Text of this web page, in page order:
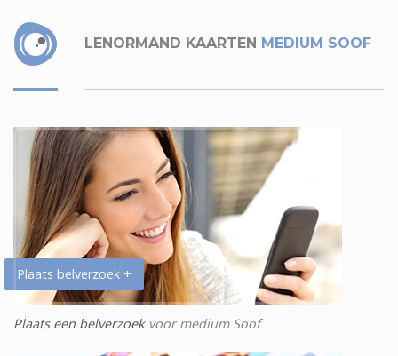
LENORMAND KAARTEN MEDIUM SOOF
Plaats belverzoek +
Plaats een belverzoekvoor medium Soof